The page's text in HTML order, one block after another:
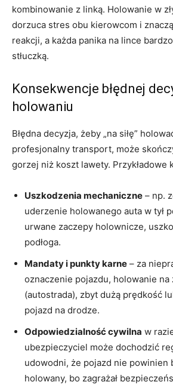
kombinowanie z linką. Holowanie w
dorzuca stres obu kierowcom i
reakcji, a każda panika na lince
stłuczką.
Konsekwencje błędnej
holowaniu
Błędna decyzja, żeby „na siłę”
profesjonalny transport, może
gorzej niż koszt lawety. Przykładowe
Uszkodzenia mechaniczne – np.
uderzenie holowanego auta w tył
urwane zaczepy holownicze,
podłoga.
Mandaty i punkty karne – za
oznaczenie pojazdu, holowanie na
(autostrada), zbyt dużą prędkość
pojazd na drodze.
Odpowiedzialność cywilna w
ubezpieczyciel może dochodzić
udowodni, że pojazd nie powinien
holowany, bo zagrażał